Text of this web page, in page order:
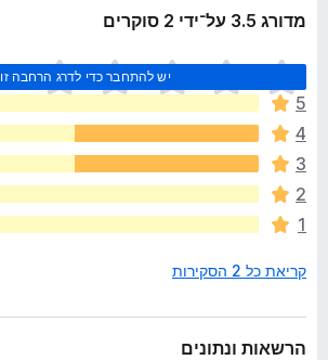
מדורג 3.5 על־ידי 2 סוקרים
יש להתחבר כדי לדרג הרחבה זו
א
י
ן
ד
י
ר
ו
ג
ם
ד
י
5
4
3
2
1
קריאת כל 2 הסקירות
הרשאות ונתונים